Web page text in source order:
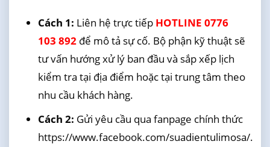
Cách 1: Liên hệ trực tiếp HOTLINE 0776
103 892để mô tả sự cố. Bộ phận kỹ thuật sẽ
tư vấn hướng xử lý ban đầu và sắp xếp lịch
kiểm tra tại địa điểm hoặc tại trung tâm theo
nhu cầu khách hàng.
Cách 2: Gửi yêu cầu qua fanpage chính thức
https://www.facebook.com/suadientulimosa/.